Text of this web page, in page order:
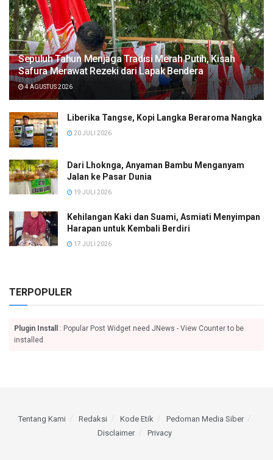
Sepuluh Tahun Menjaga Tradisi Merah Putih, Kisah
Safura Merawat Rezeki dari Lapak Bendera
4 AGUSTUS 2026
Liberika Tangse, Kopi Langka Beraroma Nangka
20 JULI 2026
Dari Lhoknga, Anyaman Bambu Menganyam
Jalan ke Pasar Dunia
19 JULI 2026
Kehilangan Kaki dan Suami, Asmiati Menyimpan
Harapan untuk Kembali Berdiri
17 JULI 2026
TERPOPULER
Plugin Install
: Popular Post Widget need JNews - View Counter to be
installed
Tentang Kami Redaksi Kode Etik
Pedoman Media Siber
Disclaimer
Privacy